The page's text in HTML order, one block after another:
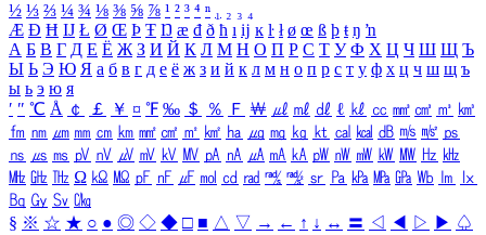
½ ⅓ ⅔ ¼ ¾ ⅛ ⅜ ⅝ ⅞ ¹ ² ³ ⁴ ⁿ ₁ ₂ ₃ ₄
Æ Ð Ħ Ĳ Ł Ø Œ Þ Ŧ Ŋ æ đ ð ħ ı ĳ ĸ ŀ ł ø œ ß þ ŧ ŋ ŉ
А Б В Г Д Е Ё Ж З И Й К Л М Н О П Р С Т У Ф Х Ц Ч Ш Щ Ъ
Ы Ь Э Ю Я а б в г д е ё ж з и й к л м н о п р с т у ф х ц ч ш щ ъ
ы ь э ю я
′ ″ ℃ Å ￠ ￡ ￥ ¤ ℉ ‰ ＄ ％ Ｆ ￦ ㎕ ㎖ ㎗ ℓ ㎘ ㏄ ㎣ ㎤ ㎥ ㎦
㎙ ㎚ ㎛ ㎜ ㎝ ㎞ ㎟ ㎠ ㎡ ㎢ ㏊ ㎍ ㎎ ㎏ ㏏ ㎈ ㎉ ㏈ ㎧ ㎨ ㎰
㎱ ㎲ ㎳ ㎴ ㎵ ㎶ ㎷ ㎸ ㎹ ㎀ ㎁ ㎂ ㎃ ㎄ ㎺ ㎻ ㎽ ㎾ ㎿ ㎐ ㎑
㎒ ㎓ ㎔ Ω ㏀ ㏁ ㎊ ㎋ ㎌ ㏖ ㏅ ㎭ ㎮ ㎯ ㏛ ㎩ ㎪ ㎫ ㎬ ㏝ ㏐
㏓
㏃ ㏉ ㏜ ㏆
§ ※ ☆ ★ ○ ● ◎ ◇ ◆ □ ■ △ ▽ → ← ↑ ↓ ↔ 〓 ◁ ◀ ▷ ▶ ♤